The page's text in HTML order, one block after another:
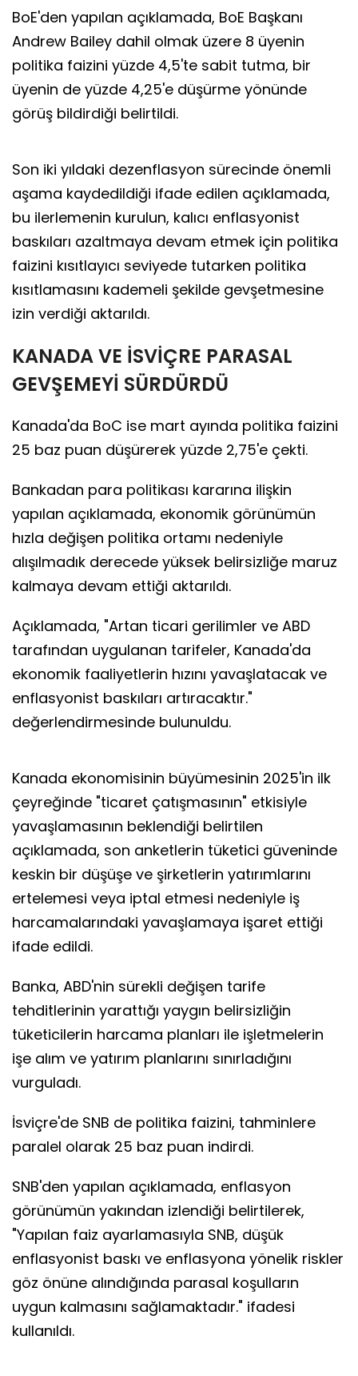
BoE'den yapılan açıklamada, BoE Başkanı
Andrew Bailey dahil olmak üzere 8 üyenin
politika faizini yüzde 4,5'te sabit tutma, bir
üyenin de yüzde 4,25'e düşürme yönünde
görüş bildirdiği belirtildi.
Son iki yıldaki dezenflasyon sürecinde önemli
aşama kaydedildiği ifade edilen açıklamada,
bu ilerlemenin kurulun, kalıcı enflasyonist
baskıları azaltmaya devam etmek için politika
faizini kısıtlayıcı seviyede tutarken politika
kısıtlamasını kademeli şekilde gevşetmesine
izin verdiği aktarıldı.
KANADA VE İSVİÇRE PARASAL
GEVŞEMEYİ SÜRDÜRDÜ
Kanada'da BoC ise mart ayında politika faizini
25 baz puan düşürerek yüzde 2,75'e çekti.
Bankadan para politikası kararına ilişkin
yapılan açıklamada, ekonomik görünümün
hızla değişen politika ortamı nedeniyle
alışılmadık derecede yüksek belirsizliğe maruz
kalmaya devam ettiği aktarıldı.
Açıklamada, "Artan ticari gerilimler ve ABD
tarafından uygulanan tarifeler, Kanada'da
ekonomik faaliyetlerin hızını yavaşlatacak ve
enflasyonist baskıları artıracaktır."
değerlendirmesinde bulunuldu.
Kanada ekonomisinin büyümesinin 2025'in ilk
çeyreğinde "ticaret çatışmasının" etkisiyle
yavaşlamasının beklendiği belirtilen
açıklamada, son anketlerin tüketici güveninde
keskin bir düşüşe ve şirketlerin yatırımlarını
ertelemesi veya iptal etmesi nedeniyle iş
harcamalarındaki yavaşlamaya işaret ettiği
ifade edildi.
Banka, ABD'nin sürekli değişen tarife
tehditlerinin yarattığı yaygın belirsizliğin
tüketicilerin harcama planları ile işletmelerin
işe alım ve yatırım planlarını sınırladığını
vurguladı.
İsviçre'de SNB de politika faizini, tahminlere
paralel olarak 25 baz puan indirdi.
SNB'den yapılan açıklamada, enflasyon
görünümün yakından izlendiği belirtilerek,
"Yapılan faiz ayarlamasıyla SNB, düşük
enflasyonist baskı ve enflasyona yönelik riskler
göz önüne alındığında parasal koşulların
uygun kalmasını sağlamaktadır." ifadesi
kullanıldı.